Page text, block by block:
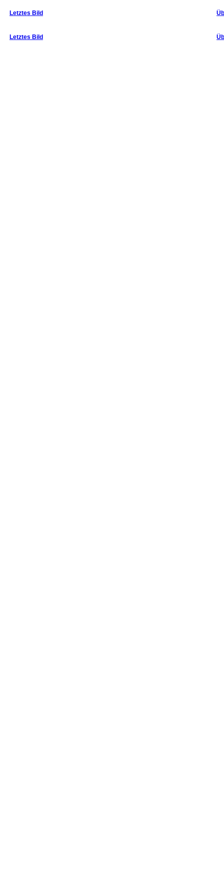
Letztes Bild
Letztes Bild